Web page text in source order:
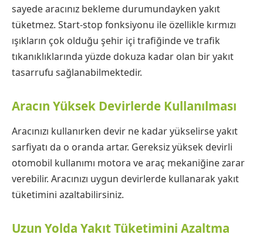
sayede aracınız bekleme durumundayken yakıt
tüketmez. Start-stop fonksiyonu ile özellikle kırmızı
ışıkların çok olduğu şehir içi trafiğinde ve trafik
tıkanıklıklarında yüzde dokuza kadar olan bir yakıt
tasarrufu sağlanabilmektedir.
Aracın Yüksek Devirlerde Kullanılması
Aracınızı kullanırken devir ne kadar yükselirse yakıt
sarfiyatı da o oranda artar. Gereksiz yüksek devirli
otomobil kullanımı motora ve araç mekaniğine zarar
verebilir. Aracınızı uygun devirlerde kullanarak yakıt
tüketimini azaltabilirsiniz.
Uzun Yolda Yakıt Tüketimini Azaltma